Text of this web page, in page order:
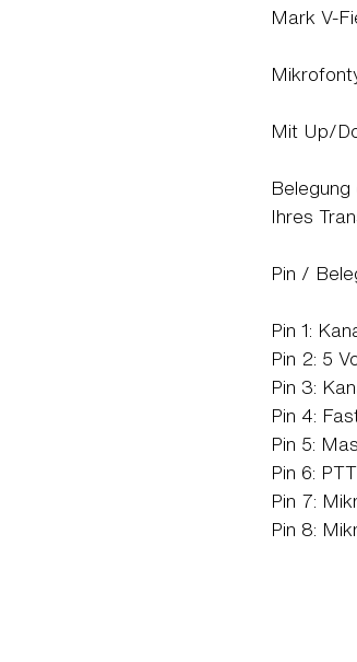
Mark V-
Mit Up/
Ihres
Pin /
Pin 1:
Pin 2: 5
Pin 3:
Pin 4:
Pin 5:
Pin 6:
Pin 7:
Pin 8: